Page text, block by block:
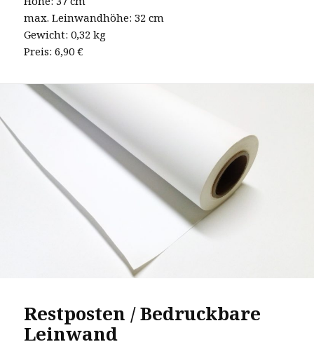
max. Leinwandhöhe: 32 cm
Gewicht: 0,32 kg
Preis: 6,90 €
Restposten / Bedruckbare
Leinwand